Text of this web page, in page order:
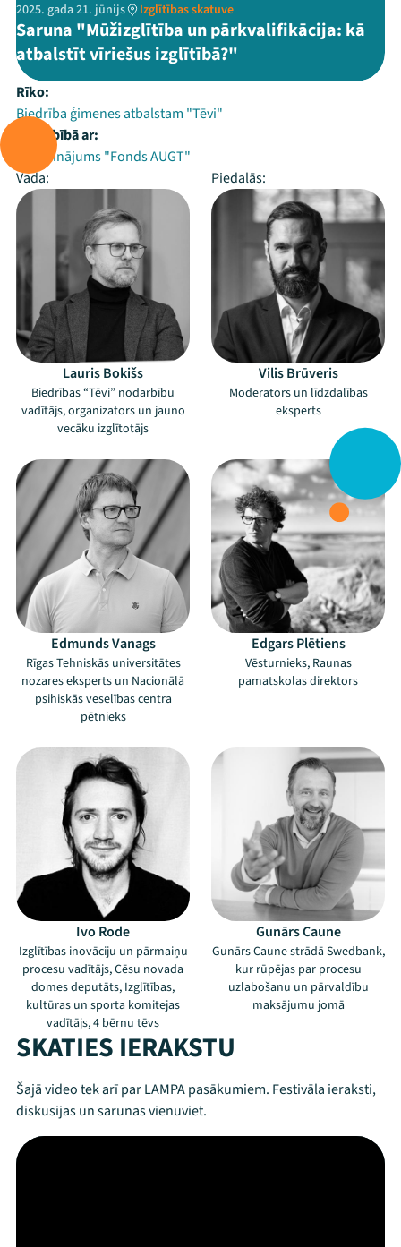
2025. gada 21. jūnijs Izglītības skatuve
Saruna "Mūžizglītība un pārkvalifikācija: kā
atbalstīt vīriešus izglītībā?"
Rīko:
Biedrība ģimenes atbalstam "Tēvi"
Sadarbībā ar:
Nodibinājums "Fonds AUGT"
Vada:
Piedalās:
Lauris Bokišs
Biedrības “Tēvi” nodarbību
vadītājs, organizators un jauno
vecāku izglītotājs
Vilis Brūveris
Moderators un līdzdalības
eksperts
Edmunds Vanags
Rīgas Tehniskās universitātes
nozares eksperts un Nacionālā
psihiskās veselības centra
pētnieks
Edgars Plētiens
Vēsturnieks, Raunas
pamatskolas direktors
Ivo Rode
Izglītības inovāciju un pārmaiņu
procesu vadītājs, Cēsu novada
domes deputāts, Izglītības,
kultūras un sporta komitejas
vadītājs, 4 bērnu tēvs
Gunārs Caune
Gunārs Caune strādā Swedbank,
kur rūpējas par procesu
uzlabošanu un pārvaldību
maksājumu jomā
SKATIES IERAKSTU
Šajā video tek arī par LAMPA pasākumiem. Festivāla ieraksti,
diskusijas un sarunas vienuviet.